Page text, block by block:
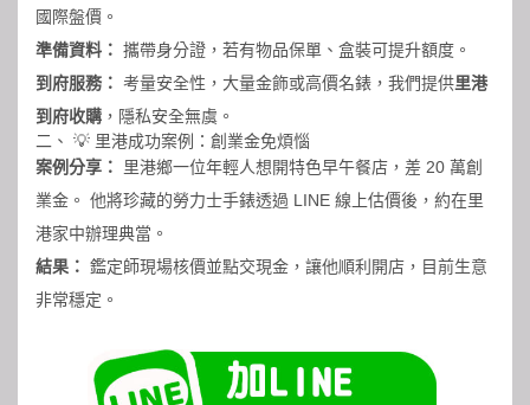
國際盤價。
準備資料： 攜帶身分證，若有物品保單、盒裝可提升額度。
到府服務： 考量安全性，大量金飾或高價名錶，我們提供里港
到府收購 ，隱私安全無虞。
二、 💡 里港成功案例：創業金免煩惱
案例分享：
里港鄉一位年輕人想開特色早午餐店，差 20 萬創
業金。 他將珍藏的勞力士手錶透過 LINE 線上估價後，約在里
港家中辦理典當。
結果： 鑑定師現場核價並點交現金，讓他順利開店，目前生意
非常穩定。